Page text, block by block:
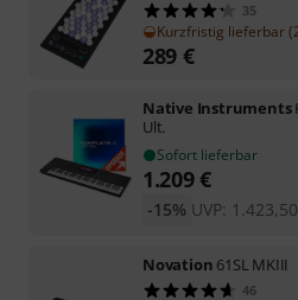
35
Kurzfristig lieferbar
289 €
Native Instruments
Ult.
Sofort lieferbar
1.209€
UVP: 1.423,50
-15%
Novation 61SL MKIII
46